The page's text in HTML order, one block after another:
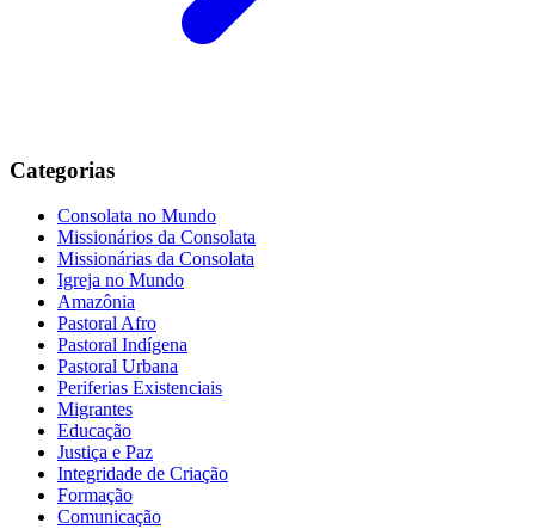
Categorias
Consolata no Mundo
Missionários da Consolata
Missionárias da Consolata
Igreja no Mundo
Amazônia
Pastoral Afro
Pastoral Indígena
Pastoral Urbana
Periferias Existenciais
Migrantes
Educação
Justiça e Paz
Integridade de Criação
Formação
Comunicação